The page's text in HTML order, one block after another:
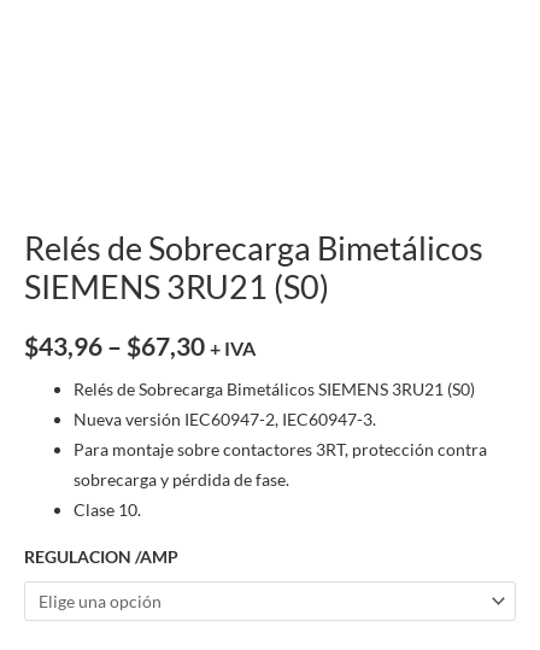
Relés de Sobrecarga Bimetálicos
SIEMENS 3RU21 (S0)
$43,96 – $67,30 + IVA
Relés de Sobrecarga Bimetálicos SIEMENS 3RU21 (S0)
Nueva versión IEC60947-2, IEC60947-3.
Para montaje sobre contactores 3RT, protección contra
sobrecarga y pérdida de fase.
Clase 10.
REGULACION /AMP